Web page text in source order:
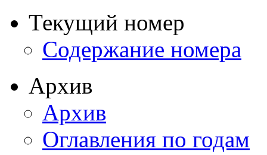
Текущий номер
Содержание номера
Архив
Архив
Оглавления по годам